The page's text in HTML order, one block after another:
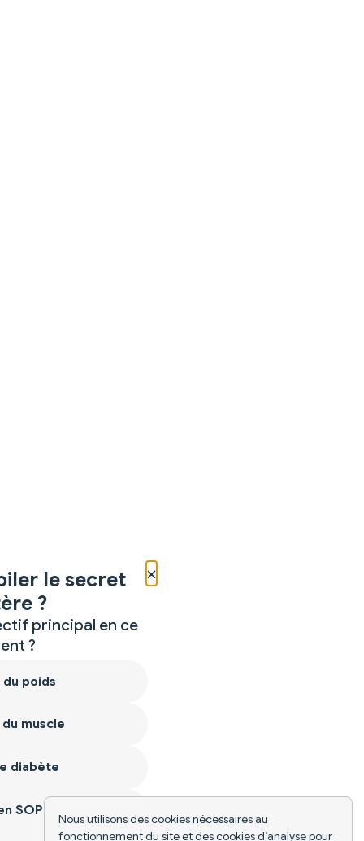
Nous utilisons des cookies nécessaires au
fonctionnement du site et des cookies d’analyse pour
×
le secret
?
principal en ce
?
poids
muscle
diabète
SOPK